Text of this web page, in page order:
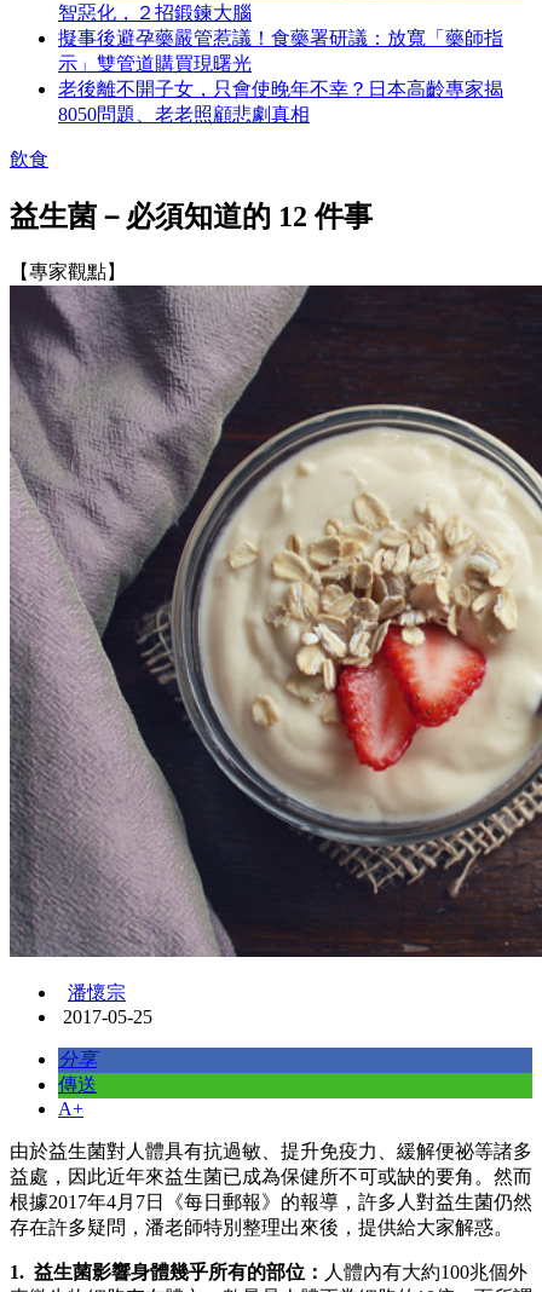
智惡化，２招鍛鍊大腦
擬事後避孕藥嚴管惹議！食藥署研議：放寬「藥師指
示」雙管道購買現曙光
老後離不開子女，只會使晚年不幸？日本高齡專家揭
8050問題、老老照顧悲劇真相
飲食
益生菌－必須知道的 12 件事
【專家觀點】
潘懷宗
2017-05-25
分享
傳送
A+
由於益生菌對人體具有抗過敏、提升免疫力、緩解便祕等諸多
益處，因此近年來益生菌已成為保健所不可或缺的要角。然而
根據2017年4月7日《每日郵報》的報導，許多人對益生菌仍然
存在許多疑問，潘老師特別整理出來後，提供給大家解惑。
1. 益生菌影響身體幾乎所有的部位： 人體內有大約100兆個外